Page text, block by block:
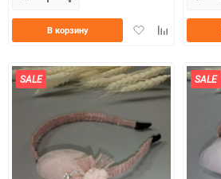
ДобавитьДобавить
В корзину
SALE SALE